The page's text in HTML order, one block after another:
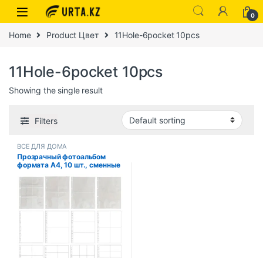
0
Home Product Цвет 11Hole-6pocket 10pcs
11Hole-6pocket 10pcs
Showing the single result
Filters
ВСЕ ДЛЯ ДОМА
Прозрачный фотоальбом
формата А4, 10 шт., сменные
файлов, 4/11 отверстий, 6 × 4,
8 × 10, 4/11, папка с
кольцами, фотокарточки,
открытки, тетрадь